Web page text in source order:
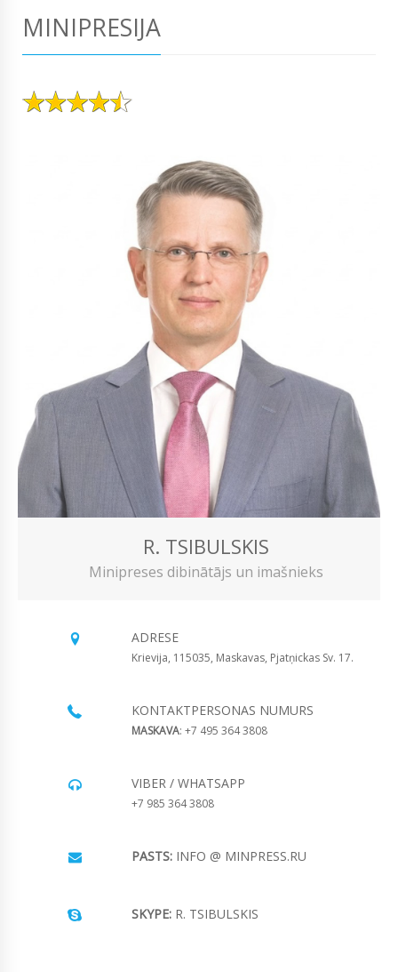
MINIPRESIJA
R. TSIBULSKIS
Minipreses dibinātājs un imašnieks
ADRESE
Krievija, 115035, Maskavas, Pjatņickas Sv. 17.
KONTAKTPERSONAS NUMURS
MASKAVA: +7 495 364 3808
VIBER / WHATSAPP
+7 985 364 3808
PASTS: INFO @ MINPRESS.RU
SKYPE: R. TSIBULSKIS